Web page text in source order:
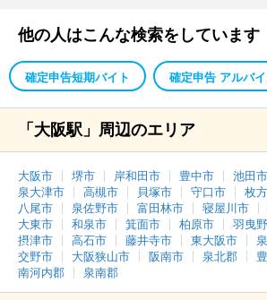
他の人はこんな検索をしています
確定申告短期バイト 確定申告 アルバ
「大阪駅」周辺のエリア
大阪市 堺市 岸和田市 豊中市 池田市
泉大津市
高槻市 貝塚市 守口市 枚
八尾市
泉佐野市 富田林市 寝屋川市
大東市
和泉市 箕面市 柏原市 羽曳
摂津市
高石市 藤井寺市 東大阪市
交野市
大阪狭山市 阪南市 泉北郡
南河内郡
泉南郡